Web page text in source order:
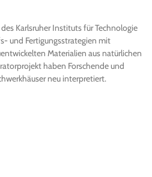
Karlsruher Instituts für Technologie
und Fertigungsstrategien mit
Materialien aus natürlichen
haben Forschende und
neu interpretiert.